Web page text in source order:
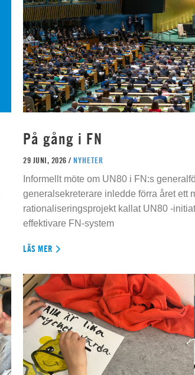
På gång i FN
29 JUNI, 2026 / NYHETER
Informellt möte om UN80 i FN:s
generalsekreterare inledde förra året ett
rationaliseringsprojekt kallat UN80 -
effektivare FN-system
LÄS MER